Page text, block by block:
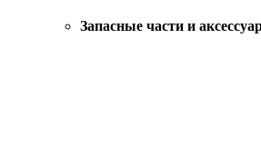
Запасные части и